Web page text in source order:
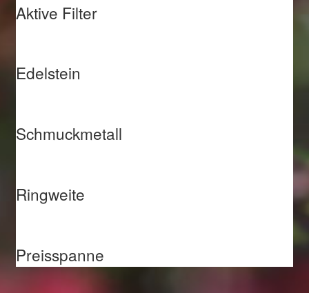
Aktive Filter
Edelstein
Schmuckmetall
Ringweite
Preisspanne